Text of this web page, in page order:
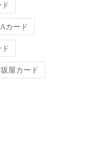
カード
屋カード